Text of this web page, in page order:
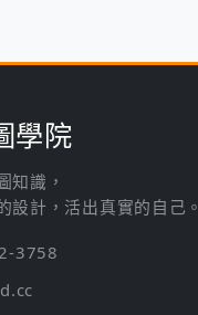
學院
知識，
設計，活出真實的自己。
3758